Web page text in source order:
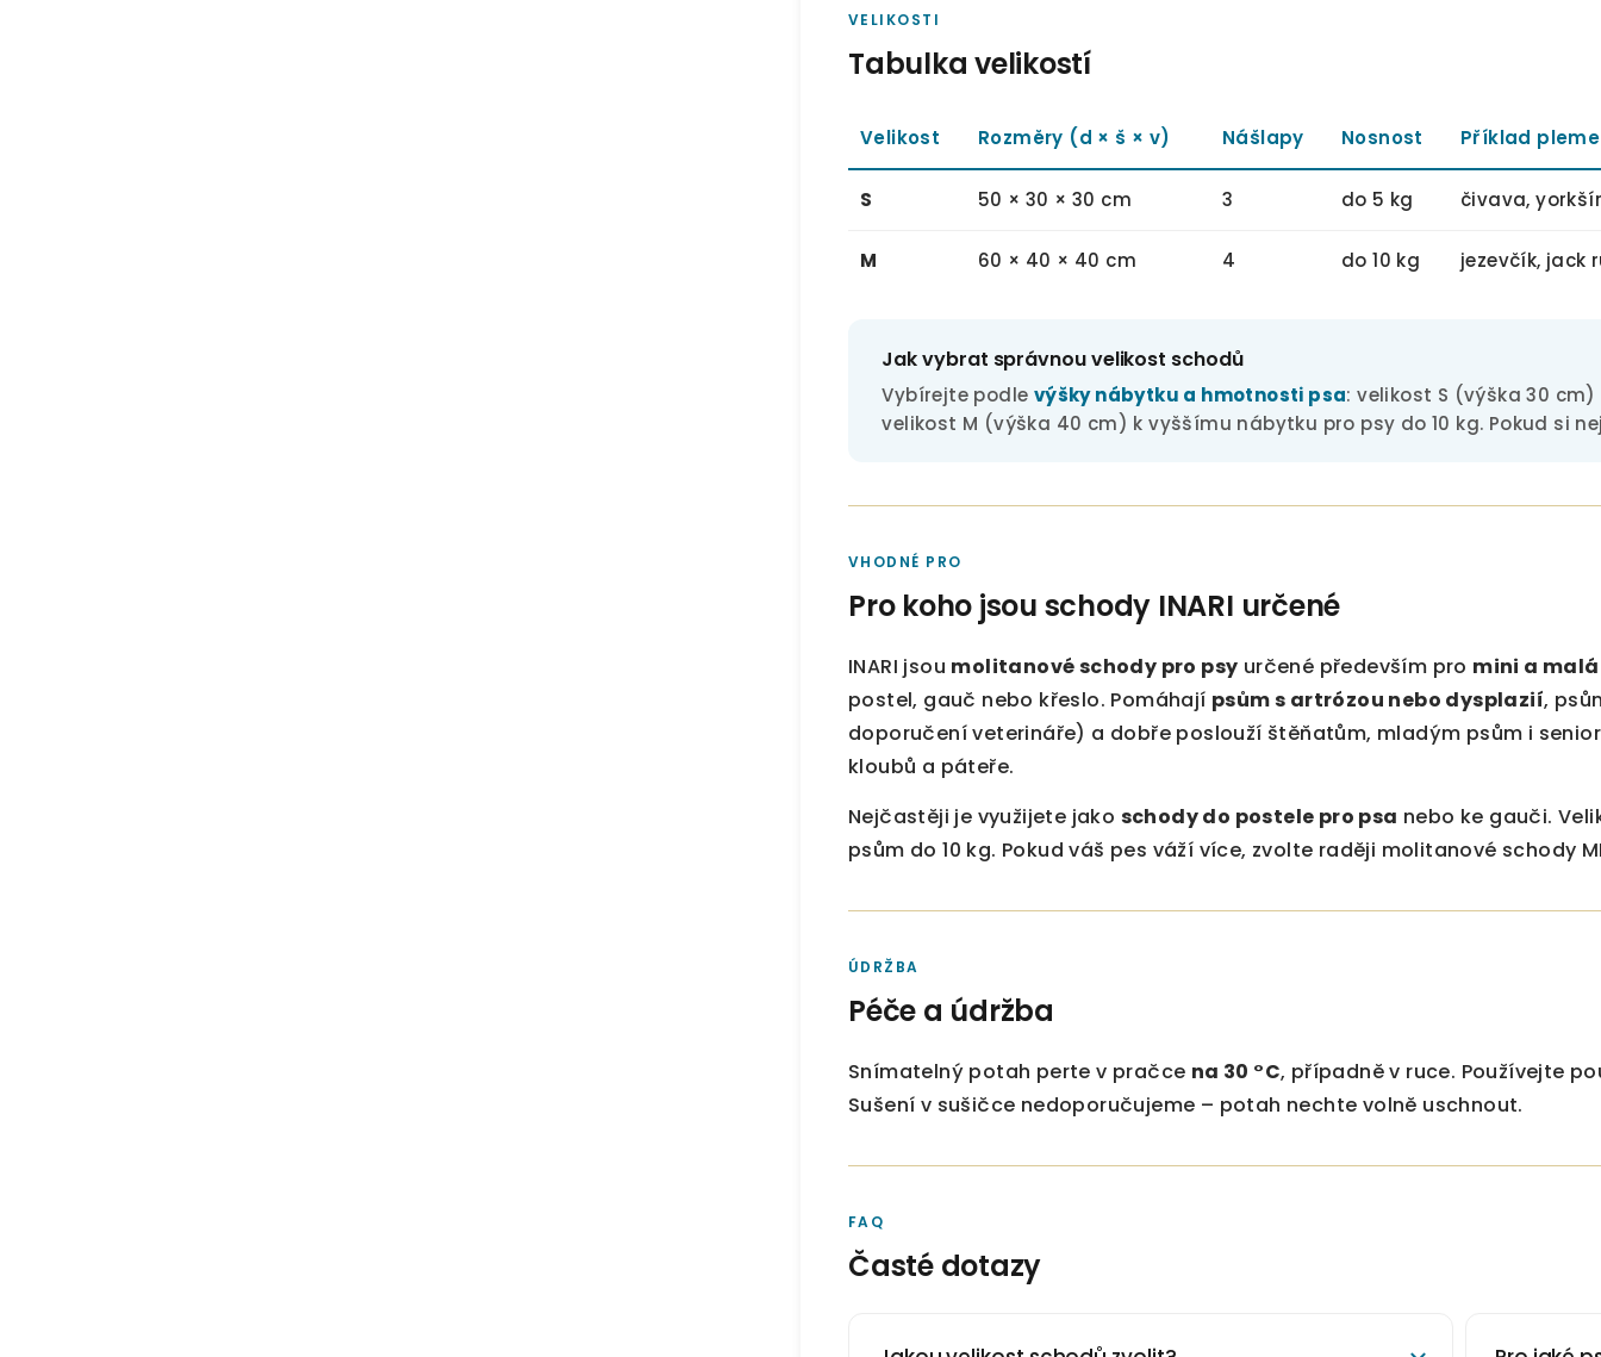
VELIKOSTI
Tabulka velikostí
Velikost Rozměry (d × š × v) Nášlapy Nosnost Příklad
S 50 × 30 × 30 cm 3 do 5 kg čivava,
M 60 × 40 × 40 cm 4 do 10 kg jezevčík, jack
Jak vybrat správnou velikost schodů
Vybírejte podle výšky nábytku a hmotnosti psa: velikost S (výška 30
velikost M (výška 40 cm) k vyššímu nábytku pro psy do 10 kg. Pokud si
VHODNÉ PRO
Pro koho jsou schody INARI určené
INARI jsou molitanové schody pro psy určené především pro mini a
postel, gauč nebo křeslo. Pomáhají psům s artrózou nebo dysplazií,
doporučení veterináře) a dobře poslouží štěňatům, mladým psům i
kloubů a páteře.
Nejčastěji je využijete jako schody do postele pro psa nebo ke gauči.
psům do 10 kg. Pokud váš pes váží více, zvolte raději molitanové schody
ÚDRŽBA
Péče a údržba
Snímatelný potah perte v pračce na 30 °C, případně v ruce. Používejte
Sušení v sušičce nedoporučujeme – potah nechte volně uschnout.
FAQ
Časté dotazy